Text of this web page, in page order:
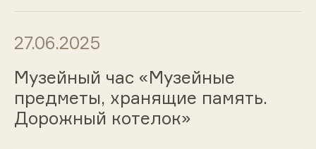
27.06.2025
Музейный час «Музейные
предметы, хранящие память.
Дорожный котелок»